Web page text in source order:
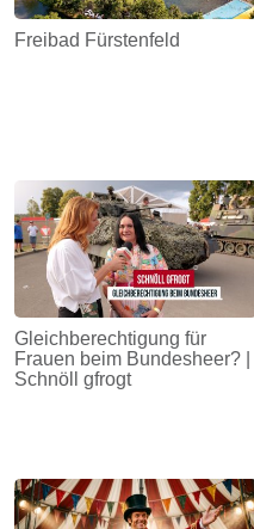
Freibad Fürstenfeld
Gleichberechtigung für
Frauen beim Bundesheer? |
Schnöll gfrogt